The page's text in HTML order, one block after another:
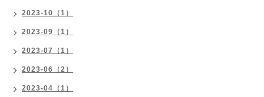
2023-10（1）
2023-09（1）
2023-07（1）
2023-06（2）
2023-04（1）